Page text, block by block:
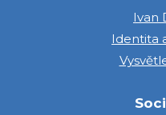
Ivan
Identita